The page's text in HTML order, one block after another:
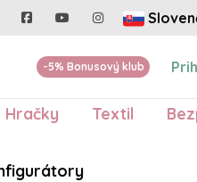
-5% Bonusový klub
Hračky Textil